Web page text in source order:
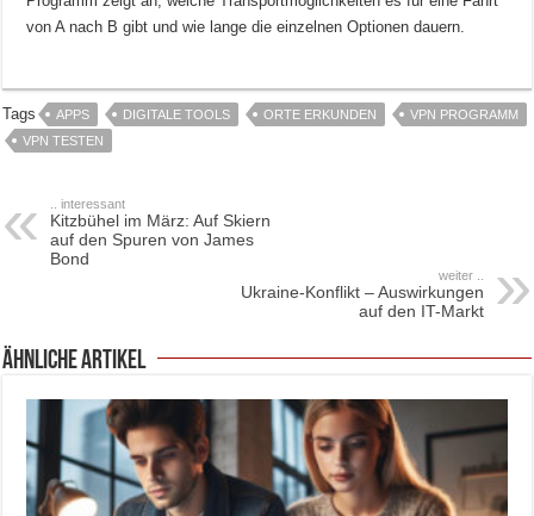
von A nach B gibt und wie lange die einzelnen Optionen dauern.
Tags APPS DIGITALE TOOLS ORTE ERKUNDEN
VPN PROGRAMM
VPN TESTEN
.. interessant
Kitzbühel im März: Auf Skiern
auf den Spuren von James
Bond
weiter ..
Ukraine-Konflikt – Auswirkungen
auf den IT-Markt
ähnliche Artikel